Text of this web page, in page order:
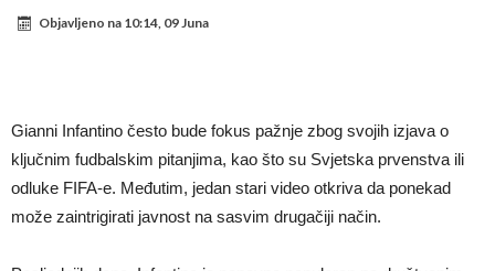
igrača!
Objavljeno na 10:14, 09 Juna
Gianni Infantino često bude fokus pažnje zbog svojih izjava o
ključnim fudbalskim pitanjima, kao što su Svjetska prvenstva ili
odluke FIFA-e. Međutim, jedan stari video otkriva da ponekad
može zaintrigirati javnost na sasvim drugačiji način.